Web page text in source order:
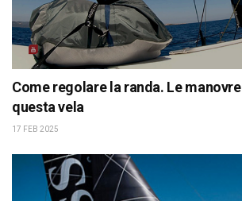
Come regolare la randa. Le
questa vela
17 FEB 2025